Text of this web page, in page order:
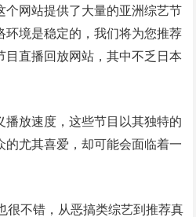
个网站提供了大量的亚洲综艺节
环境是稳定的，我们将为您推荐
目直播回放网站，其中不乏日本
播放速度，这些节目以其独特的
的尤其喜爱，却可能会面临着一
很不错，从恶搞类综艺到推荐真